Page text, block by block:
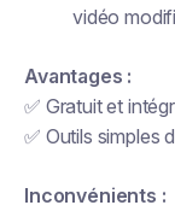
vidéo
Avantages :
✅ Gratuit et
✅ Outils simples
Inconvénients :